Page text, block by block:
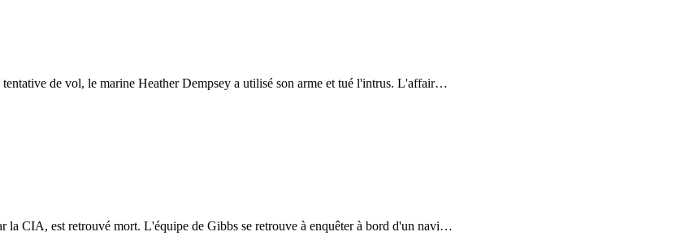
de vol, le marine Heather Dempsey a utilisé son arme et tué l'intrus. L'affair…
la CIA, est retrouvé mort. L'équipe de Gibbs se retrouve à enquêter à bord d'un navi…